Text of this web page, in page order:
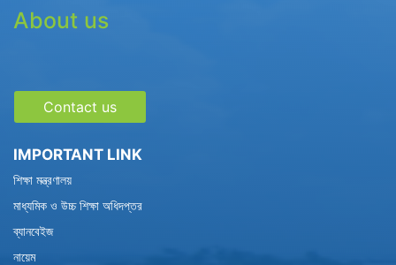
About us
Contact us
IMPORTANT LINK
শিক্ষা মন্ত্রণালয়
মাধ্যমিক ও উচ্চ শিক্ষা অধিদপ্তর
ব্যানবেইজ
নায়েম